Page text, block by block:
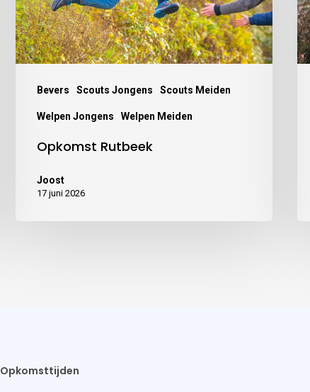
Bevers Scouts Jongens Scouts Meiden
Welpen Jongens Welpen Meiden
Opkomst Rutbeek
Joost
17 juni 2026
Opkomsttijden